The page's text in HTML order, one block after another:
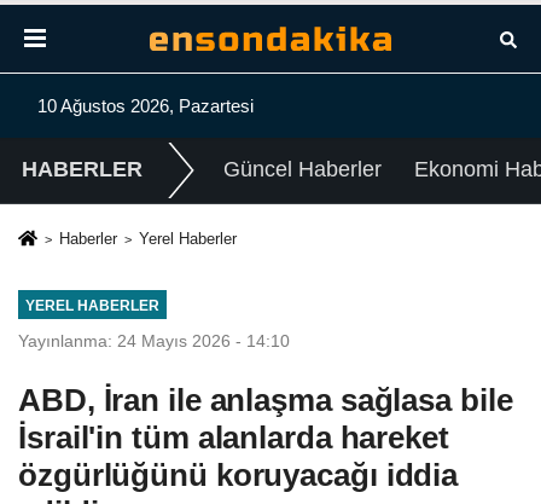
10 Ağustos 2026, Pazartesi
HABERLER Güncel Haberler Ekonomi
Haberler Yerel Haberler
YEREL HABERLER
Yayınlanma: 24 Mayıs 2026 - 14:10
ABD, İran ile anlaşma sağlasa bile
İsrail'in tüm alanlarda hareket
özgürlüğünü koruyacağı iddia